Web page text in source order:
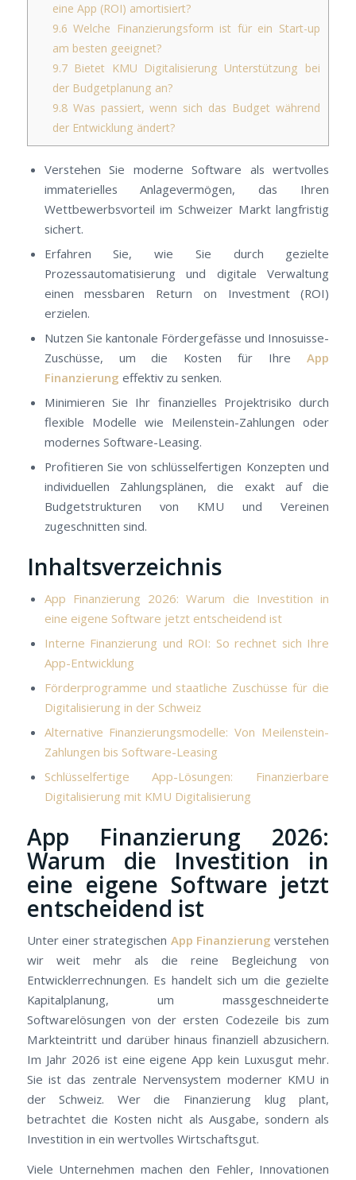
eine App (ROI) amortisiert?
9.6 Welche Finanzierungsform ist für ein Start-up
am besten geeignet?
9.7Bietet KMU Digitalisierung Unterstützung bei
der Budgetplanung an?
9.8Was passiert, wenn sich das Budget während
der Entwicklung ändert?
Verstehen Sie moderne Software als wertvolles
immaterielles Anlagevermögen, das Ihren
Wettbewerbsvorteil im Schweizer Markt langfristig
sichert.
Erfahren Sie, wie Sie durch gezielte
Prozessautomatisierung und digitale Verwaltung
einen messbaren Return on Investment (ROI)
erzielen.
Nutzen Sie kantonale Fördergefässe und Innosuisse-
Zuschüsse, um die Kosten für IhreApp
Finanzierung effektiv zu senken.
Minimieren Sie Ihr finanzielles Projektrisiko durch
flexible Modelle wie Meilenstein-Zahlungen oder
modernes Software-Leasing.
Profitieren Sie von schlüsselfertigen Konzepten und
individuellen Zahlungsplänen, die exakt auf die
Budgetstrukturen von KMU und Vereinen
zugeschnitten sind.
Inhaltsverzeichnis
App Finanzierung 2026: Warum die Investition in
eine eigene Software jetzt entscheidend ist
Interne Finanzierung und ROI: So rechnet sich Ihre
App-Entwicklung
Förderprogramme und staatliche Zuschüsse für die
Digitalisierung in der Schweiz
Alternative Finanzierungsmodelle: Von Meilenstein-
Zahlungen bis Software-Leasing
Schlüsselfertige App-Lösungen: Finanzierbare
Digitalisierung mit KMU Digitalisierung
App Finanzierung 2026:
Warum die Investition in
eine eigene Software jetzt
entscheidend ist
Unter einer strategischen App Finanzierung verstehen
wir weit mehr als die reine Begleichung von
Entwicklerrechnungen. Es handelt sich um die gezielte
Kapitalplanung, um massgeschneiderte
Softwarelösungen von der ersten Codezeile bis zum
Markteintritt und darüber hinaus finanziell abzusichern.
Im Jahr 2026 ist eine eigene App kein Luxusgut mehr.
Sie ist das zentrale Nervensystem moderner KMU in
der Schweiz. Wer die Finanzierung klug plant,
betrachtet die Kosten nicht als Ausgabe, sondern als
Investition in ein wertvolles Wirtschaftsgut.
Viele Unternehmen machen den Fehler, Innovationen